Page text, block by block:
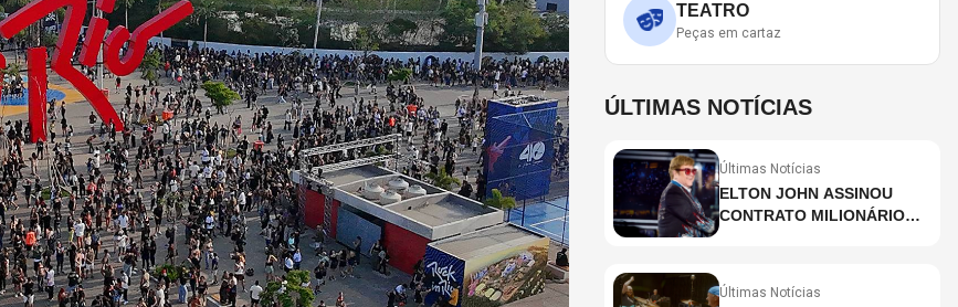
TEATRO
Peças em cartaz
ÚLTIMAS NOTÍCIAS
Últimas Notícias
ELTON JOHN ASSINOU
CONTRATO MILIONÁRIO
Últimas Notícias